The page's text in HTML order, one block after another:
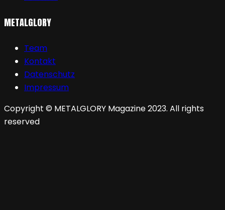
METALGLORY
Team
Kontakt
Datenschutz
Impressum
Copyright © METALGLORY Magazine 2023. All rights
reserved